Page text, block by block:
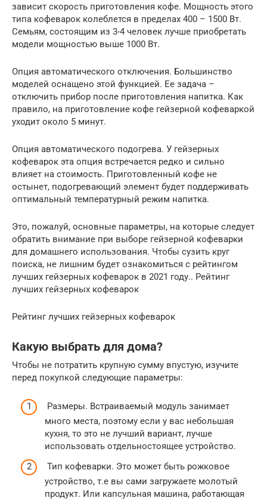
зависит скорость приготовления кофе. Мощность этого
типа кофеварок колеблется в пределах 400 – 1500 Вт.
Семьям, состоящим из 3-4 человек лучше приобретать
модели мощностью выше 1000 Вт.
Опция автоматического отключения. Большинство
моделей оснащено этой функцией. Ее задача –
отключить прибор после приготовления напитка. Как
правило, на приготовление кофе гейзерной кофеваркой
уходит около 5 минут.
Опция автоматического подогрева. У гейзерных
кофеварок эта опция встречается редко и сильно
влияет на стоимость. Приготовленный кофе не
остынет, подогревающий элемент будет поддерживать
оптимальный температурный режим напитка.
Это, пожалуй, основные параметры, на которые следует
обратить внимание при выборе гейзерной кофеварки
для домашнего использования. Чтобы сузить круг
поиска, не лишним будет ознакомиться с рейтингом
лучших гейзерных кофеварок в 2021 году.. Рейтинг
лучших гейзерных кофеварок
Рейтинг лучших гейзерных кофеварок
Какую выбрать для дома?
Чтобы не потратить крупную сумму впустую, изучите
перед покупкой следующие параметры:
Размеры. Встраиваемый модуль занимает
много места, поэтому если у вас небольшая
кухня, то это не лучший вариант, лучше
использовать отдельностоящее устройство.
Тип кофеварки. Это может быть рожковое
устройство, т.е вы сами загружаете молотый
продукт. Или капсульная машина, работающая